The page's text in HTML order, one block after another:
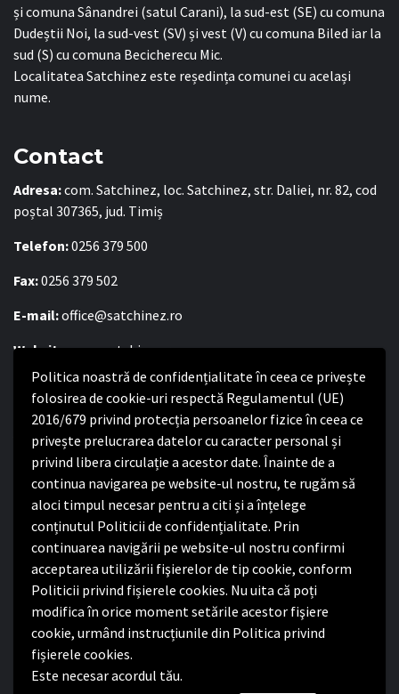
Politica noastră de confidențialitate în ceea ce privește
folosirea de cookie-uri respectă Regulamentul (UE)
2016/679 privind protecția persoanelor fizice în ceea ce
privește prelucrarea datelor cu caracter personal și
privind libera circulație a acestor date. Înainte de a
continua navigarea pe website-ul nostru, te rugăm să
aloci timpul necesar pentru a citi și a înțelege
conținutul Politicii de confidențialitate. Prin
continuarea navigării pe website-ul nostru confirmi
acceptarea utilizării fişierelor de tip cookie, conform
Politicii privind fișierele cookies. Nu uita că poți
modifica în orice moment setările acestor fişiere
cookie, urmând instrucțiunile din Politica privind
fișierele cookies.
Este necesar acordul tău.
și comuna Sânandrei (satul Carani), la sud-est (SE) cu comuna
Dudeștii Noi, la sud-vest (SV) și vest (V) cu comuna Biled iar la
sud (S) cu comuna Becicherecu Mic.
Localitatea Satchinez este reședința comunei cu același
nume.
Contact
Adresa:com. Satchinez, loc. Satchinez, str. Daliei, nr. 82, cod
poștal 307365, jud. Timiș
Telefon:0256 379 500
Fax:0256 379 502
E-mail:office@satchinez.ro
Website:www.satchinez.ro
Program cu publicul:
Luni – Joi:8:00-16:30
Vineri:8:00 – 14:00
Politica de confidențialitate
Politica de confidențialitate
Nota de informare privind implementarea Regulamentului
(UE) 2016/679
Termeni și condiții de utilizare website